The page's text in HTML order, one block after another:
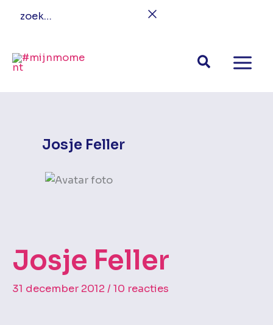
inhoud
Josje Feller
Josje Feller
31 december 2012/ 10 reacties